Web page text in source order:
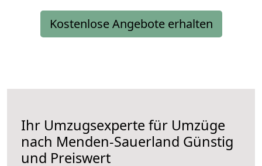
Kostenlose Angebote erhalten
Ihr Umzugsexperte für Umzüge
nach Menden-Sauerland Günstig
und Preiswert